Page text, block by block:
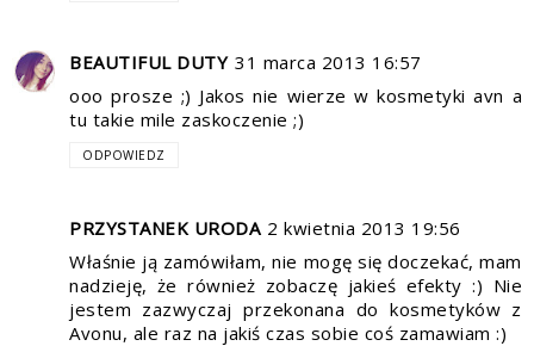
BEAUTIFUL DUTY 31 marca 2013 16:57
ooo prosze ;) Jakos nie wierze w kosmetyki avn a
tu takie mile zaskoczenie ;)
ODPOWIEDZ
PRZYSTANEK URODA 2 kwietnia 2013 19:56
Właśnie ją zamówiłam, nie mogę się doczekać, mam
nadzieję, że również zobaczę jakieś efekty :) Nie
jestem zazwyczaj przekonana do kosmetyków z
Avonu, ale raz na jakiś czas sobie coś zamawiam :)